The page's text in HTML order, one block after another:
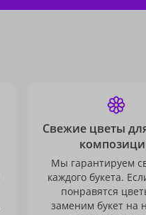
Свежие цветы
Мы гарантируем
каждого букета.
понравятся
заменим букет на